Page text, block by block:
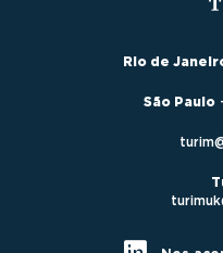
Rio de
São Paulo